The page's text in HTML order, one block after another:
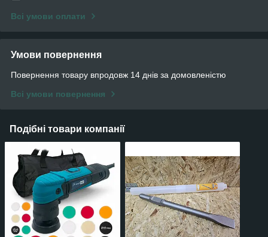
Всі умови оплати
Умови повернення
Повернення товару впродовж 14 днів за домовленістю
Всі умови повернення
Подібні товари компанії